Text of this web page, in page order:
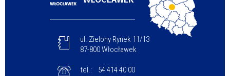
ul. Zielony Rynek 11/13
87-800 Włocławek
tel.:
54 414 40 00